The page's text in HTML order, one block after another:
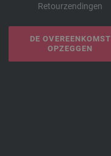
Retourzendingen
DE OVEREENKOMST
OPZEGGEN